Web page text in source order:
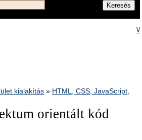
kialakítás » HTML, CSS, JavaScript,
orientált kód